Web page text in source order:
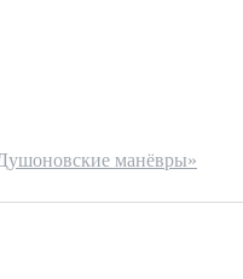
манёвры»